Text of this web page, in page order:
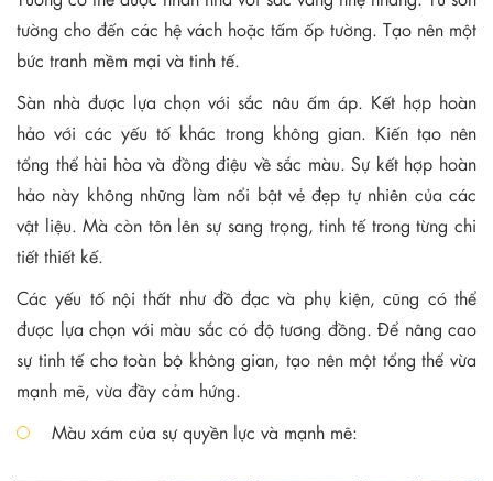
tường cho đến các hệ vách hoặc tấm ốp tường. Tạo nên một
bức tranh mềm mại và tinh tế.
Sàn nhà được lựa chọn với sắc nâu ấm áp. Kết hợp hoàn
hảo với các yếu tố khác trong không gian. Kiến tạo nên
tổng thể hài hòa và đồng điệu về sắc màu. Sự kết hợp hoàn
hảo này không những làm nổi bật vẻ đẹp tự nhiên của các
vật liệu. Mà còn tôn lên sự sang trọng, tinh tế trong từng chi
tiết thiết kế.
Các yếu tố nội thất như đồ đạc và phụ kiện, cũng có thể
được lựa chọn với màu sắc có độ tương đồng. Để nâng cao
sự tinh tế cho toàn bộ không gian, tạo nên một tổng thể vừa
mạnh mẽ, vừa đầy cảm hứng.
Màu xám của sự quyền lực và mạnh mẽ: